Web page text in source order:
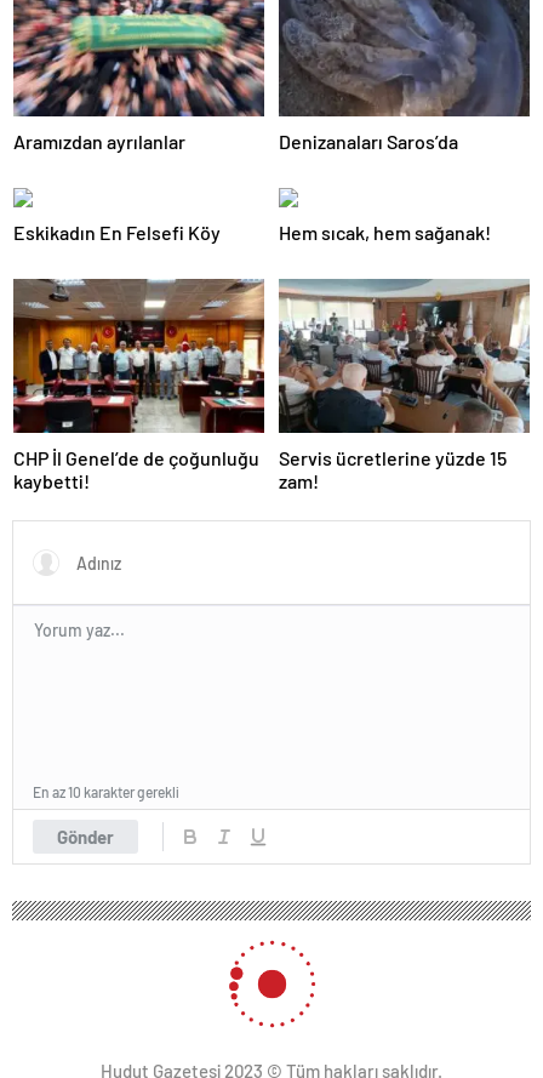
Aramızdan ayrılanlar Denizanaları Saros’da
Eskikadın En Felsefi Köy Hem sıcak, hem sağanak!
CHP İl Genel’de de çoğunluğu
kaybetti!
Servis ücretlerine yüzde 15
zam!
Gönder
En az 10 karakter gerekli
Hudut Gazetesi 2023 © Tüm hakları saklıdır.